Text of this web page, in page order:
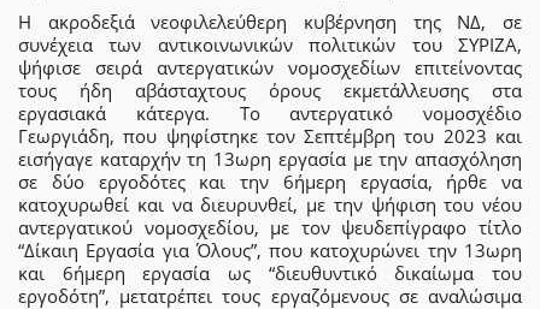
Η ακροδεξιά νεοφιλελεύθερη κυβέρνηση της ΝΔ, σε
συνέχεια των αντικοινωνικών πολιτικών του ΣΥΡΙΖΑ,
ψήφισε σειρά αντεργατικών νομοσχεδίων επιτείνοντας
τους ήδη αβάσταχτους όρους εκμετάλλευσης στα
εργασιακά κάτεργα. Το αντεργατικό νομοσχέδιο
Γεωργιάδη, που ψηφίστηκε τον Σεπτέμβρη του 2023 και
εισήγαγε καταρχήν τη 13ωρη εργασία με την απασχόληση
σε δύο εργοδότες και την 6ήμερη εργασία, ήρθε να
κατοχυρωθεί και να διευρυνθεί, με την ψήφιση του νέου
αντεργατικού νομοσχεδίου, με τον ψευδεπίγραφο τίτλο
“Δίκαιη Εργασία για Όλους”, που κατοχυρώνει την 13ωρη
και 6ήμερη εργασία ως “διευθυντικό δικαίωμα του
εργοδότη”, μετατρέπει τους εργαζόμενους σε αναλώσιμα